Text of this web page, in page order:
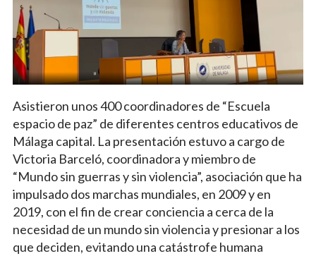
Asistieron unos 400 coordinadores de “Escuela
espacio de paz” de diferentes centros educativos de
Málaga capital. La presentación estuvo a cargo de
Victoria Barceló, coordinadora y miembro de
“Mundo sin guerras y sin violencia”, asociación que ha
impulsado dos marchas mundiales, en 2009 y en
2019, con el fin de crear conciencia a cerca de la
necesidad de un mundo sin violencia y presionar a los
que deciden, evitando una catástrofe humana